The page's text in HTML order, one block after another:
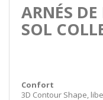
ARNÉS
SOL
Confort
3D Contour Shape,